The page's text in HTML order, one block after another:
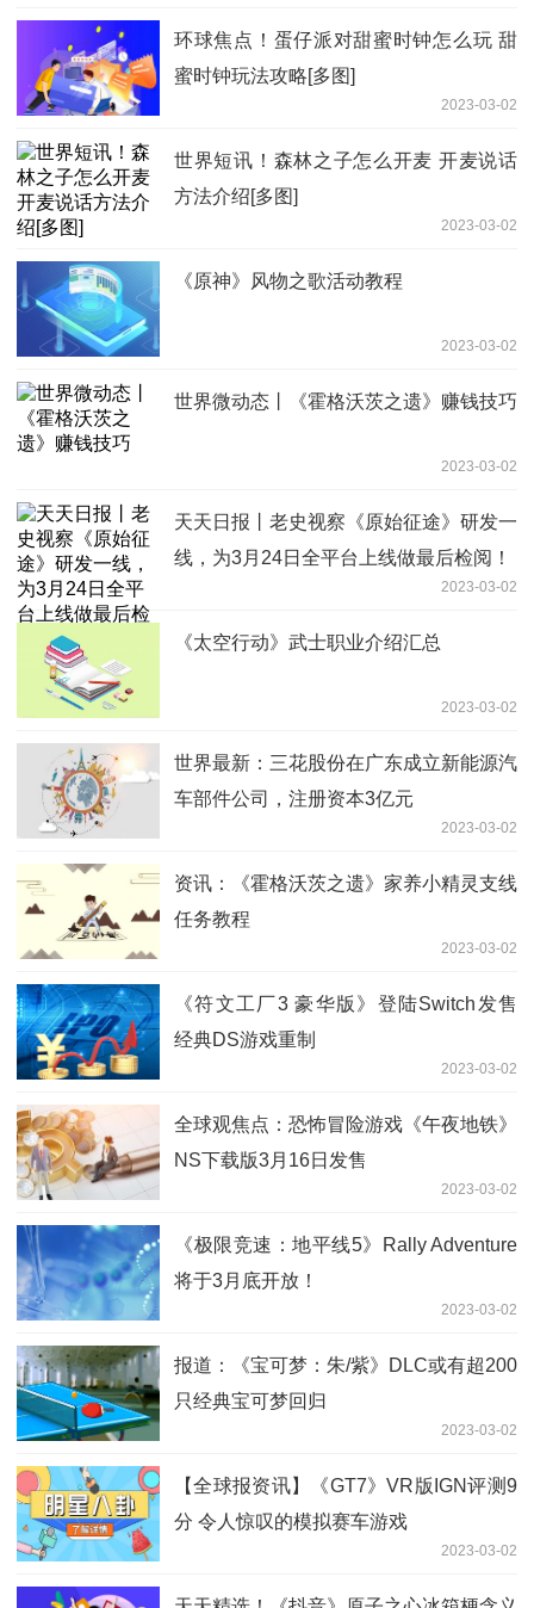
环球焦点！蛋仔派对甜蜜时钟怎么玩 甜
蜜时钟玩法攻略[多图]
2023-03-02
世界短讯！森林之子怎么开麦 开麦说话
方法介绍[多图]
2023-03-02
《原神》风物之歌活动教程
2023-03-02
世界微动态丨《霍格沃茨之遗》赚钱技巧
2023-03-02
天天日报丨老史视察《原始征途》研发一
线，为3月24日全平台上线做最后检阅！
2023-03-02
《太空行动》武士职业介绍汇总
2023-03-02
世界最新：三花股份在广东成立新能源汽
车部件公司，注册资本3亿元
2023-03-02
资讯：《霍格沃茨之遗》家养小精灵支线
任务教程
2023-03-02
《符文工厂3 豪华版》登陆Switch发售
经典DS游戏重制
2023-03-02
全球观焦点：恐怖冒险游戏《午夜地铁》
NS下载版3月16日发售
2023-03-02
《极限竞速：地平线5》Rally Adventure
将于3月底开放！
2023-03-02
报道：《宝可梦：朱/紫》DLC或有超200
只经典宝可梦回归
2023-03-02
【全球报资讯】《GT7》VR版IGN评测9
分 令人惊叹的模拟赛车游戏
2023-03-02